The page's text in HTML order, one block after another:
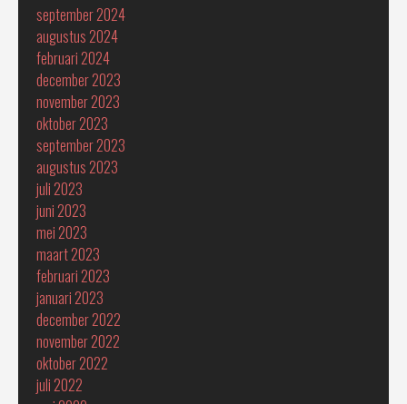
september 2024
augustus 2024
februari 2024
december 2023
november 2023
oktober 2023
september 2023
augustus 2023
juli 2023
juni 2023
mei 2023
maart 2023
februari 2023
januari 2023
december 2022
november 2022
oktober 2022
juli 2022